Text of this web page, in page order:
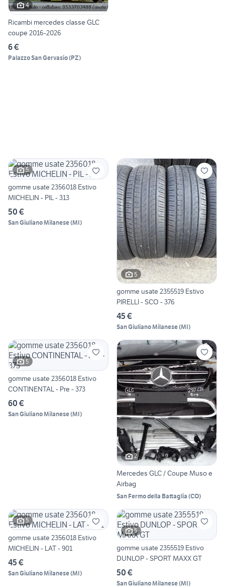
4
Ricambi mercedes classe GLC
coupe 2016-2026
6 €
Palazzo San Gervasio(PZ)
5
gomme usate 2356018 Estivo
MICHELIN - PIL - 313
50 €
San Giuliano Milanese(MI)
5
gomme usate 2355519 Estivo
PIRELLI - SCO - 376
45 €
San Giuliano Milanese(MI)
5
gomme usate 2356018 Estivo
CONTINENTAL - Pre - 373
60 €
San Giuliano Milanese(MI)
2
Mercedes GLC / Coupe Muso e
Airbag
San Fermo della Battaglia (CO)
5
gomme usate 2356018 Estivo
MICHELIN - LAT - 901
45 €
San Giuliano Milanese(MI)
5
gomme usate 2355519 Estivo
DUNLOP - SPORT MAXX GT
50 €
San Giuliano Milanese(MI)